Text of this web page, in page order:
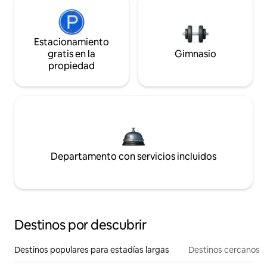
Estacionamiento
gratis en la
propiedad
Gimnasio
Departamento con servicios incluidos
Destinos por descubrir
Destinos populares para estadías largas Destinos cercanos